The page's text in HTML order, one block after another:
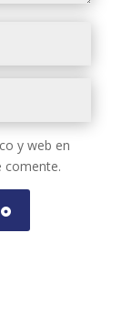
y web en
comente.